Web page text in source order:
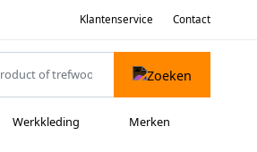
Klantenservice Contact
Werkkleding Merken